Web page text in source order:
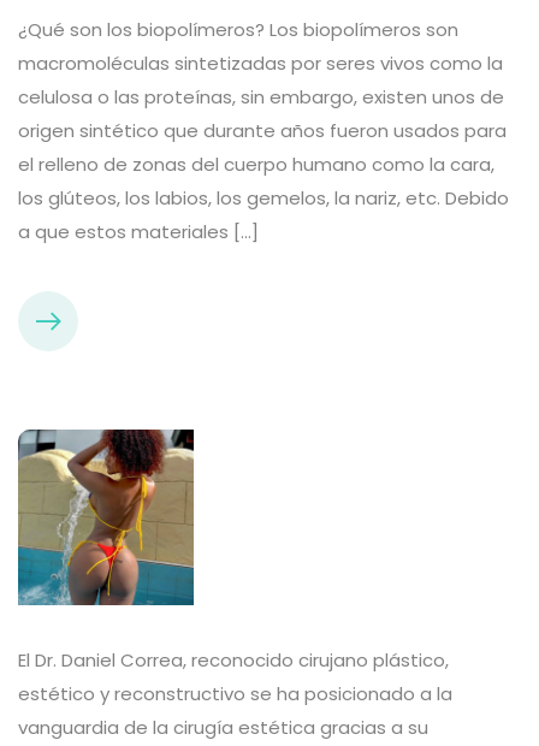
¿Qué son los biopolímeros? Los biopolímeros son
macromoléculas sintetizadas por seres vivos como la
celulosa o las proteínas, sin embargo, existen unos de
origen sintético que durante años fueron usados para
el relleno de zonas del cuerpo humano como la cara,
los glúteos, los labios, los gemelos, la nariz, etc. Debido
a que estos materiales […]
El Dr. Daniel Correa, reconocido cirujano plástico,
estético y reconstructivo se ha posicionado a la
vanguardia de la cirugía estética gracias a su